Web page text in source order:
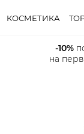
КОСМЕТИКА
-10%
на